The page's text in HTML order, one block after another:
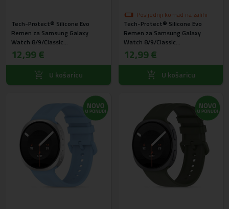
Tech-Protect® Silicone Evo
Remen za Samsung Galaxy
Watch 8/9/Classic
(40/44/46mm) Crni
12,99 €
U košaricu
Posljednji komad na zalihi
Tech-Protect® Silicone Evo
Remen za Samsung Galaxy
Watch 8/9/Classic
(40/44/46mm) Plavi
12,99 €
U košaricu